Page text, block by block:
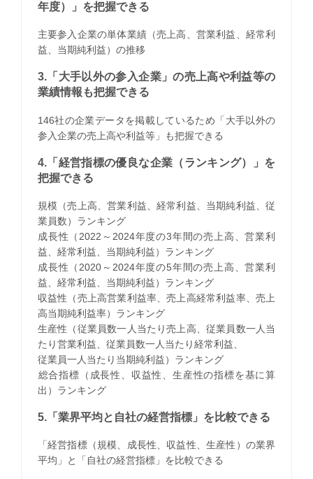
年度）」を把握できる
主要参入企業の単体業績（売上高、営業利益、経常利
益、当期純利益）の推移
3.「大手以外の参入企業」の売上高や利益等の
業績情報も把握できる
146社の企業データを掲載しているため「大手以外の
参入企業の売上高や利益等」も把握できる
4.「経営指標の優良な企業（ランキング）」を
把握できる
規模（売上高、営業利益、経常利益、当期純利益、従
業員数）ランキング
成長性（2022～2024年度の3年間の売上高、営業利
益、経常利益、当期純利益）ランキング
成長性（2020～2024年度の5年間の売上高、営業利
益、経常利益、当期純利益）ランキング
収益性（売上高営業利益率、売上高経常利益率、売上
高当期純利益率）ランキング
生産性（従業員数一人当たり売上高、従業員数一人当
たり営業利益、従業員数一人当たり経常利益、
従業員一人当たり当期純利益）ランキング
​総合指標（成長性、収益性、生産性の指標を基に算
出）ランキング
5.「業界平均と自社の経営指標」を比較できる
「経営指標（規模、成長性、収益性、生産性）の業界
平均」と「自社の経営指標」を比較できる